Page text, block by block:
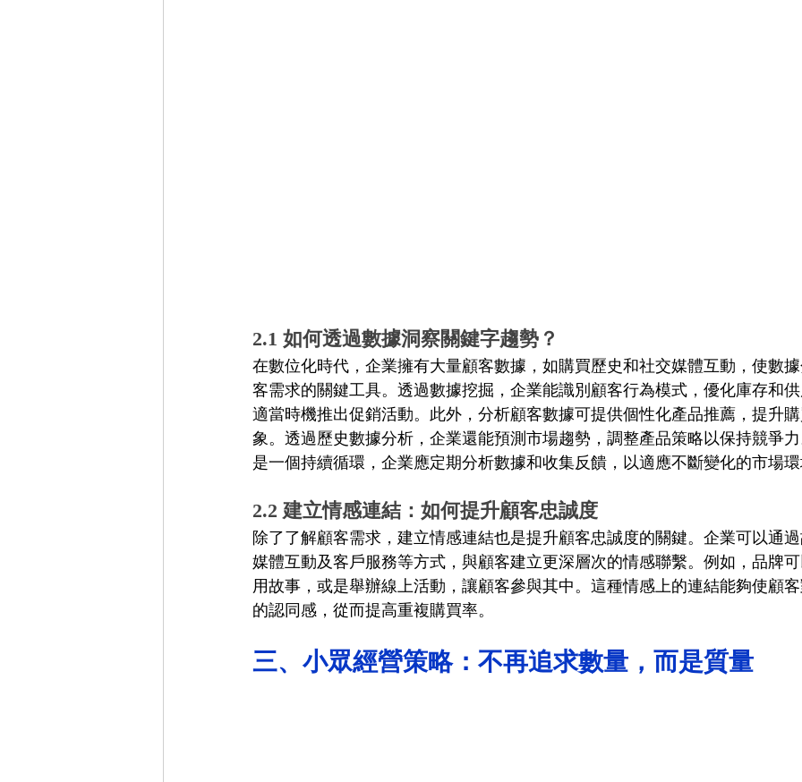
2.1 如何透過數據洞察關鍵字趨勢？
在數位化時代，企業擁有大量顧客數據，如購買歷史和社交媒體互動，使數
客需求的關鍵工具。透過數據挖掘，企業能識別顧客行為模式，優化庫存和
適當時機推出促銷活動。此外，分析顧客數據可提供個性化產品推薦，提升
象。透過歷史數據分析，企業還能預測市場趨勢，調整產品策略以保持競爭
是一個持續循環，企業應定期分析數據和收集反饋，以適應不斷變化的市場
2.2 建立情感連結：如何提升顧客忠誠度
除了了解顧客需求，建立情感連結也是提升顧客忠誠度的關鍵。企業可以通
媒體互動及客戶服務等方式，與顧客建立更深層次的情感聯繫。例如，品牌
用故事，或是舉辦線上活動，讓顧客參與其中。這種情感上的連結能夠使顧
的認同感，從而提高重複購買率。
三、小眾經營策略：不再追求數量，而是質量